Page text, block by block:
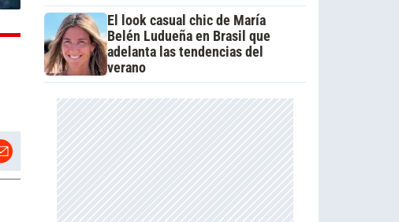
El look casual chic de María
Belén Ludueña en Brasil que
adelanta las tendencias del
verano